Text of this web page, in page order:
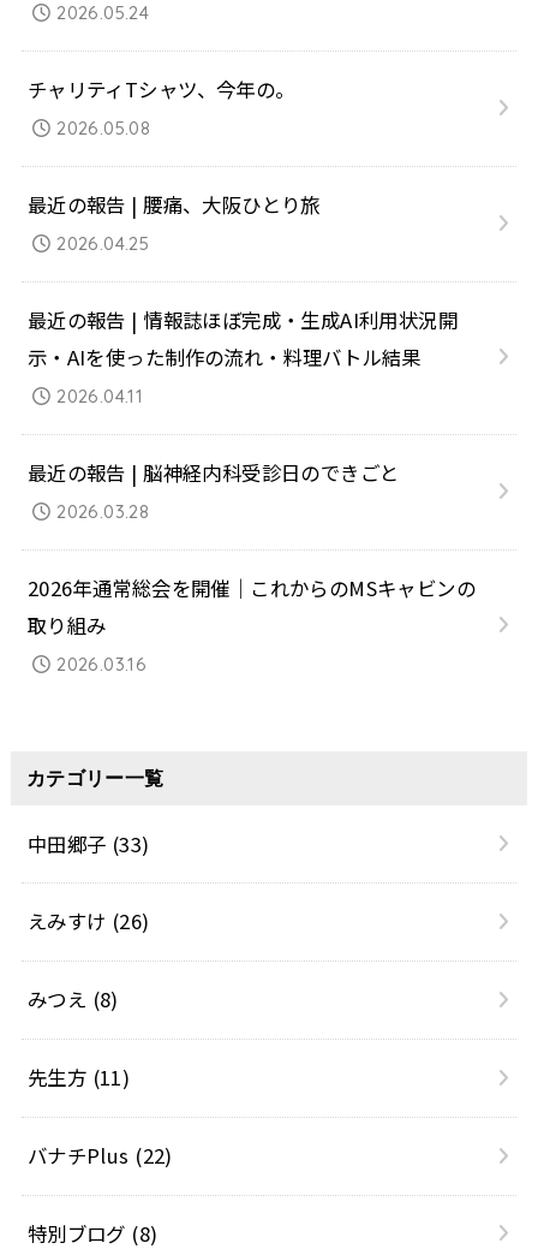
2026.05.24
チャリティTシャツ、今年の。
2026.05.08
最近の報告 | 腰痛、大阪ひとり旅
2026.04.25
最近の報告 | 情報誌ほぼ完成・生成AI利用状況開
示・AIを使った制作の流れ・料理バトル結果
2026.04.11
最近の報告 | 脳神経内科受診日のできごと
2026.03.28
2026年通常総会を開催｜これからのMSキャビンの
取り組み
2026.03.16
カテゴリー一覧
中田郷子 (33)
えみすけ (26)
みつえ (8)
先生方 (11)
バナチPlus (22)
特別ブログ (8)